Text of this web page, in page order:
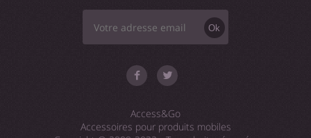
Ok
Access&Go
Accessoires pour produits mobiles